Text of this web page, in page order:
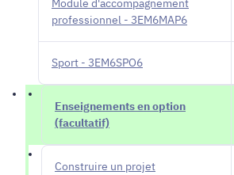
Module d'accompagnement
professionnel - 3EM6MAP6
Sport - 3EM6SPO6
Enseignements en option
(facultatif)
Construire un projet